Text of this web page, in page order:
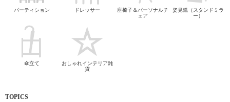
パーティション ドレッサー
座椅子＆パーソナルチ
ェア
姿見鏡（スタンドミラ
ー）
傘立て
おしゃれインテリア雑
貨